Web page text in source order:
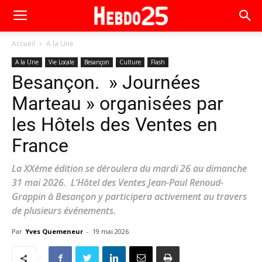
Accueil A la Une
A la Une Vie Locale Besançon Culture Flash
Besançon. » Journées
Marteau » organisées par
les Hôtels des Ventes en
France
La XXème édition se déroulera du mardi 26 au dimanche
31 mai 2026. L’Hôtel des Ventes Jean-Paul Renoud-
Grappin à Besançon y participera activement au travers
de plusieurs événements.
Par Yves Quemeneur - 19 mai 2026